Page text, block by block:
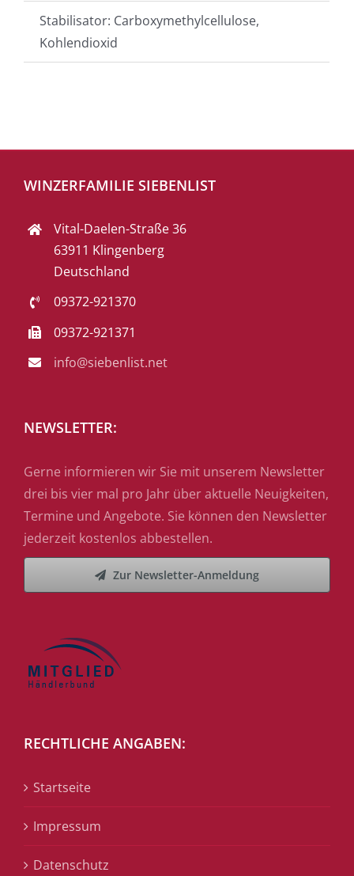
Stabilisator: Carboxymethylcellulose,
Kohlendioxid
WINZERFAMILIE SIEBENLIST
Vital-Daelen-Straße 36
63911 Klingenberg
Deutschland
09372-921370
09372-921371
info@siebenlist.net
NEWSLETTER:
Gerne informieren wir Sie mit unserem Newsletter
drei bis vier mal pro Jahr über aktuelle Neuigkeiten,
Termine und Angebote. Sie können den Newsletter
jederzeit kostenlos abbestellen.
Zur Newsletter-Anmeldung
RECHTLICHE ANGABEN:
Startseite
Impressum
Datenschutz